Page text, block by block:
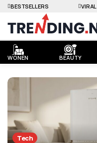
WONEN BEAUTY
BESTSELLERS VIRAL
Tech